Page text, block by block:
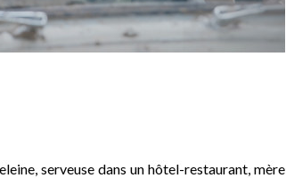
serveuse dans un hôtel-restaurant, mère